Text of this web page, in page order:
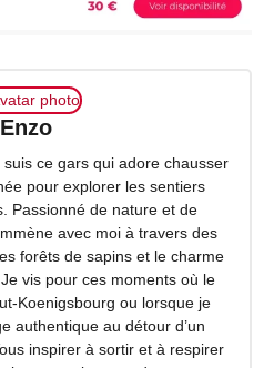
Enzo
ce gars qui adore chausser
pour explorer les sentiers
Passionné de nature et de
avec moi à travers des
forêts de sapins et le charme
vis pour ces moments où le
Koenigsbourg ou lorsque je
authentique au détour d’un
inspirer à sortir et à respirer